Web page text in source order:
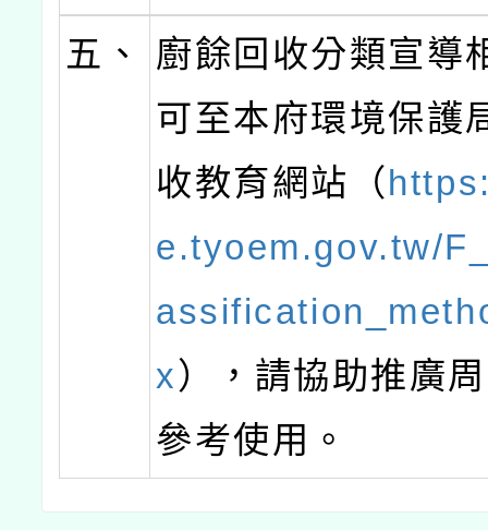
五、
廚餘回收分類宣導
可至本府環境保護
收教育網站（
e.tyoem.gov.tw/
x），請協助推廣
參考使用。